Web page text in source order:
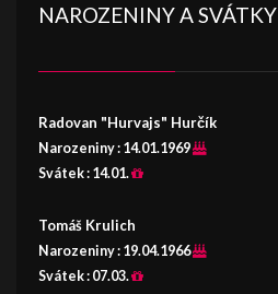
NAROZENINY A SVÁTKY
Radovan "Hurvajs" Hurčík
Narozeniny : 14.01.1969
Svátek : 14.01.
Tomáš Krulich
Narozeniny : 19.04.1966
Svátek : 07.03.